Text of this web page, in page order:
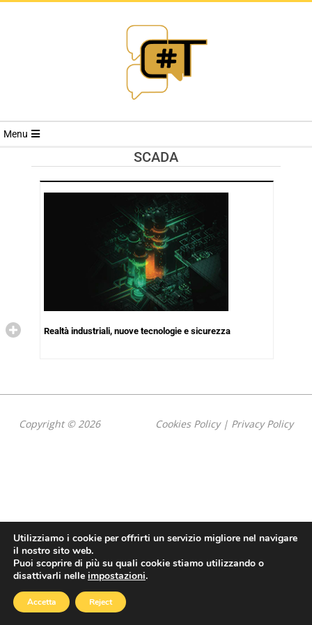
RIVISTA
TRENDS
Menu
SCADA
Realtà industriali, nuove tecnologie e sicurezza
Copyright © 2026 Cookies Policy| Privacy Policy
Utilizziamo i cookie per offrirti un servizio migliore nel navigare
il nostro sito web.
Puoi scoprire di più su quali cookie stiamo utilizzando o
disattivarli nelle impostazioni.
Accetta Reject